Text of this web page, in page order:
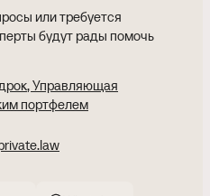
или требуется
будут рады помочь
, Управляющая
портфелем